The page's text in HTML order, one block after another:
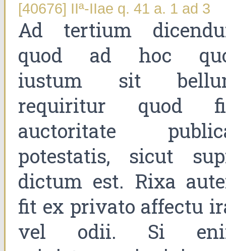
[40676] IIª-IIae q. 41 a. 1 ad 3
Ad tertium
quod ad hoc
iustum sit
requiritur quod
auctoritate
potestatis, sicut
dictum est. Rixa
fit ex privato affectu
vel odii. Si